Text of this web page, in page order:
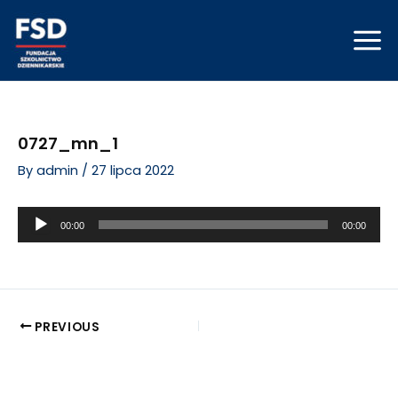
content
0727_mn_1
By admin / 27 lipca 2022
Odtwarzacz
00:00 00:00
navigation
PREVIOUS